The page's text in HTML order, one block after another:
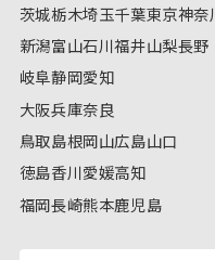
茨城栃木埼玉千葉東京神奈
新潟富山石川福井山梨長野
岐阜静岡愛知
大阪兵庫奈良
鳥取島根岡山広島山口
徳島香川愛媛高知
福岡長崎熊本鹿児島